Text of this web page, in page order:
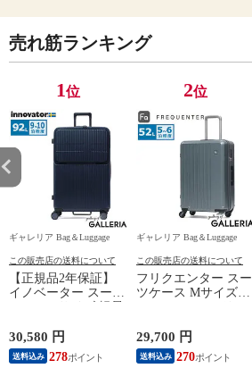
売れ筋ランキング
1位
ギャレリア Bag＆Luggage
この販売店の送料について
【正規品2年保証】
イノベーター スーツ
ケース Lサイズ 軽量
ース suitcase ストッ
パー フロントポケッ
ト キャリーバッグ
30,580 円
送料込み 278
2位
ギャレリア Bag＆Luggage
この販売店の送料について
フリクエンター スー
ツケース Mサイズ
ス 52L 軽量 軽い 静
音 メンズ レディー
ス M TSロック 5泊 6
29,700 円
送料込み 270